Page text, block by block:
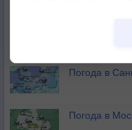
Погода в
Погода в
Погода в